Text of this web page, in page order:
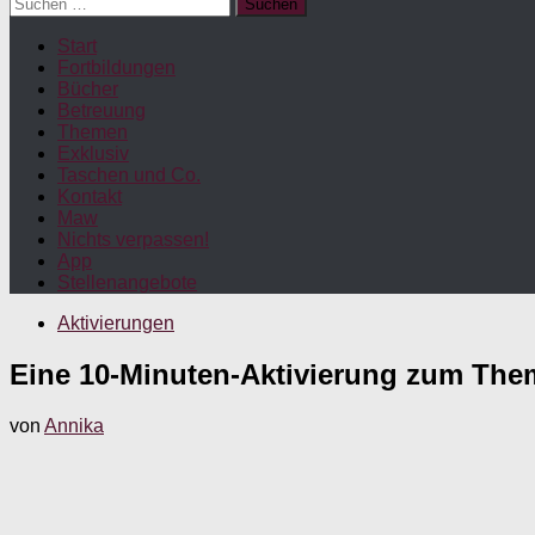
nach:
Start
Fortbildungen
Bücher
Betreuung
Themen
Exklusiv
Taschen und Co.
Kontakt
Maw
Nichts verpassen!
App
Stellenangebote
Aktivierungen
Eine 10-Minuten-Aktivierung zum
von Annika